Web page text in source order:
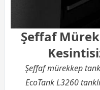
Şeffaf
Şeffaf mürekkep
EcoTank L3260